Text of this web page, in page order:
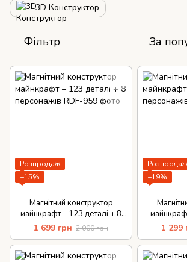
3D Конструктор
Фільтр За
Розпродаж
−15%
Магнітний конструктор
майнкрафт – 123 деталі + 8
персонажів
1 699 грн 2 000 грн
Розпродаж
−19%
1 299